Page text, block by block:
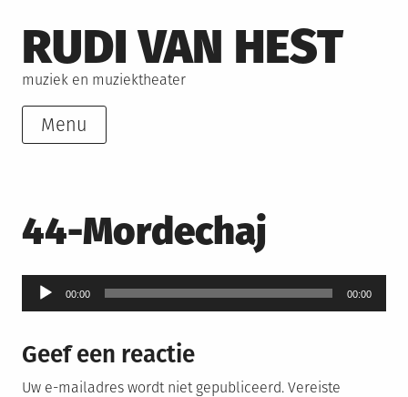
to
content
RUDI VAN HEST
muziek en muziektheater
Menu
44-Mordechaj
Audiospeler
00:00 00:00
Geef een reactie
Uw e-mailadres wordt niet gepubliceerd. Vereiste